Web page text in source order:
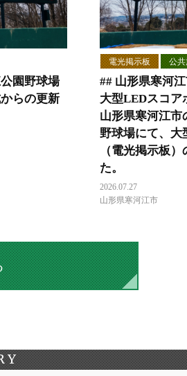
園野球場
らの更新
電光掲示板 公
## 山形県寒河
大型LEDスコア
山形県寒河江市
野球場にて、大
（電光掲示板
た。
2026.07.27
山形県寒河江市